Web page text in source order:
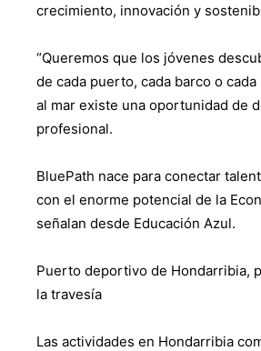
crecimiento, innovación y
“Queremos que los jóvenes
de cada puerto, cada barco o
al mar existe una oportunidad de
profesional.
BluePath nace para conectar
con el enorme potencial de la
señalan desde Educación Azul.
Puerto deportivo de Hondarribia,
la travesía
Las actividades en Hondarribia